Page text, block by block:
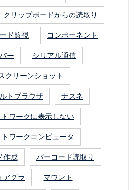
クリップボードからの読取り
ド監視 コンポーネント
ー シリアル通信
クリーンショット
トブラウザ ナスネ
トワークに表示しない
ワークコンピュータ
作成 バーコード読取り
アグラ マウント